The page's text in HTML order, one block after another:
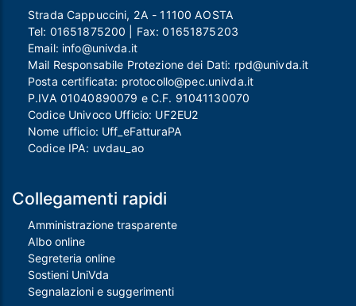
Strada Cappuccini, 2A - 11100 AOSTA
Tel: 01651875200 | Fax:01651875203
Email: info@univda.it
Mail Responsabile Protezione dei Dati: rpd@univda.it
Posta certificata: protocollo@pec.univda.it
P.IVA 01040890079 e C.F. 91041130070
Codice Univoco Ufficio: UF2EU2
Nome ufficio: Uff_eFatturaPA
Codice IPA: uvdau_ao
Collegamenti rapidi
Amministrazione trasparente
Albo online
Segreteria online
Sostieni UniVda
Segnalazioni e suggerimenti